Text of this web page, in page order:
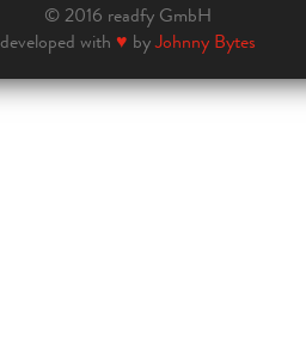
© 2016 readfy GmbH
developed with ♥ byJohnny Bytes